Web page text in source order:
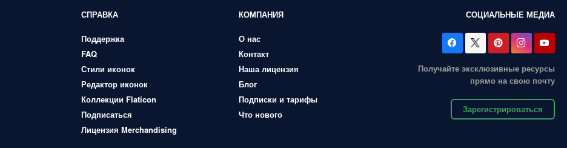
СПРАВКА
Поддержка
FAQ
Стили иконок
Редактор иконок
Коллекции Flaticon
Подписаться
Лицензия Merchandising
КОМПАНИЯ
О нас
Контакт
Наша лицензия
Блог
Подписки и тарифы
Что нового
СОЦИАЛЬНЫЕ МЕДИА
Получайте эксклюзивные ресурсы
прямо на свою почту
Зарегистрироваться